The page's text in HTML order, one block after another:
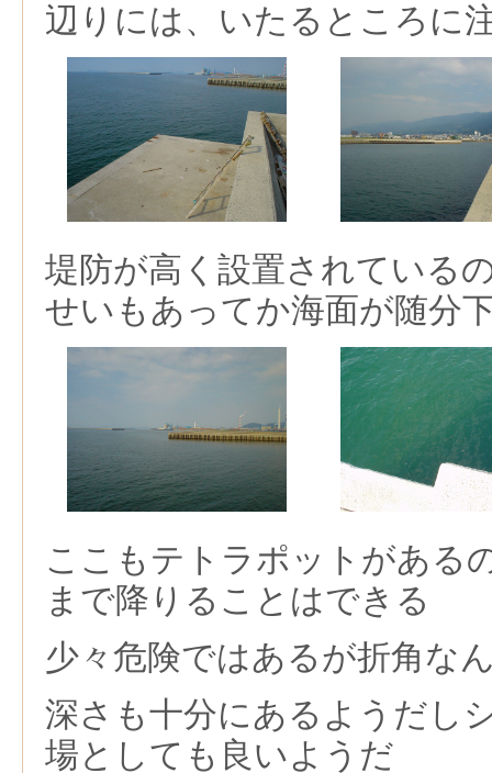
辺りには、いたるところに
堤防が高く設置されている
せいもあってか海面が随分
ここもテトラポットがある
まで降りることはできる
少々危険ではあるが折角な
深さも十分にあるようだし
場としても良いようだ